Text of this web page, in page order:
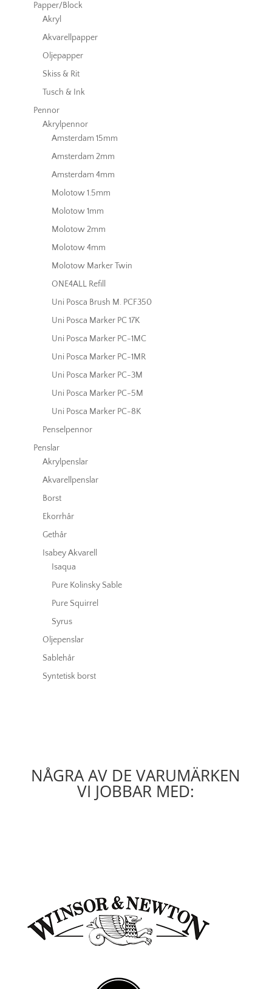
Papper/Block
Akryl
Akvarellpapper
Oljepapper
Skiss & Rit
Tusch & Ink
Pennor
Akrylpennor
Amsterdam 15mm
Amsterdam 2mm
Amsterdam 4mm
Molotow 1.5mm
Molotow 1mm
Molotow 2mm
Molotow 4mm
Molotow Marker Twin
ONE4ALL Refill
Uni Posca Brush M. PCF350
Uni Posca Marker PC 17K
Uni Posca Marker PC-1MC
Uni Posca Marker PC-1MR
Uni Posca Marker PC-3M
Uni Posca Marker PC-5M
Uni Posca Marker PC-8K
Penselpennor
Penslar
Akrylpenslar
Akvarellpenslar
Borst
Ekorrhår
Gethår
Isabey Akvarell
Isaqua
Pure Kolinsky Sable
Pure Squirrel
Syrus
Oljepenslar
Sablehår
Syntetisk borst
NÅGRA AV DE VARUMÄRKEN
VI JOBBAR MED: